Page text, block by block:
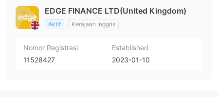
EDGE FINANCE LTD(United Kingdom)
Aktif Kerajaan Inggris
Nomor Registrasi
11528427
Established
2023-01-10